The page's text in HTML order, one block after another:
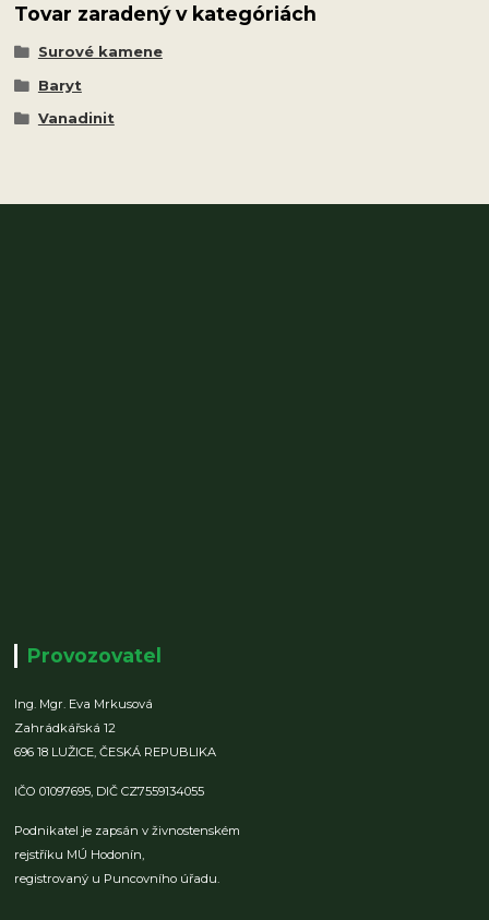
Tovar zaradený v kategóriách
Surové kamene
Baryt
Vanadinit
Provozovatel
Ing. Mgr. Eva Mrkusová
Zahrádkářská 12
696 18 LUŽICE,ČESKÁ REPUBLIKA
IČO 01097695, DIČ CZ7559134055
Podnikatel je zapsán v živnostenském
rejstříku MÚ Hodonín,
registrovaný u Puncovního úřadu.